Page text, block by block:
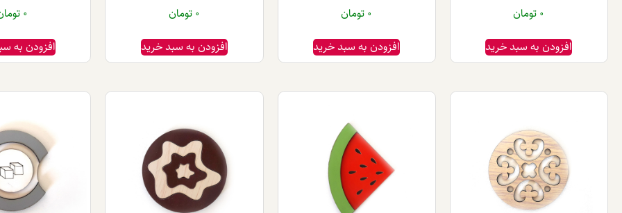
0 تومان
افزودن به سبد خرید
0 تومان
افزودن به سبد خرید
0 تومان
افزودن به سبد خرید
0
افزودن به